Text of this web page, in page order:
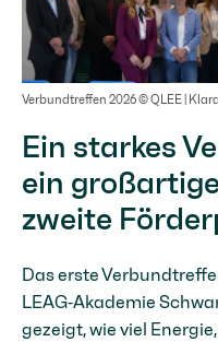
Verbundtreffen 2026 © QLEE |
Ein starkes
ein
zweite
Das erste
LEAG‑Akademie
gezeigt, wie viel